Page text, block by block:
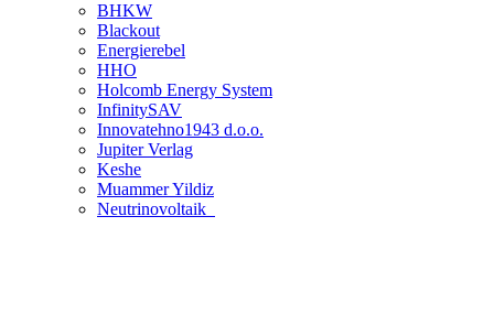
BHKW
Blackout
Energierebel
HHO
Holcomb Energy System
InfinitySAV
Innovatehno1943 d.o.o.
Jupiter Verlag
Keshe
Muammer Yildiz
Neutrinovoltaik